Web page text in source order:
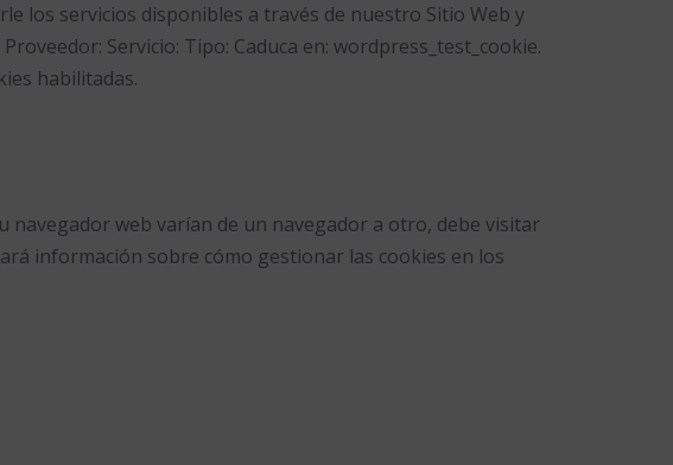
los servicios disponibles a través de nuestro Sitio Web y
Servicio: Tipo: Caduca en: wordpress_test_cookie.
habilitadas.
navegador web varían de un navegador a otro, debe visitar
información sobre cómo gestionar las cookies en los